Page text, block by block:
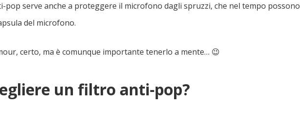
serve anche a proteggere il microfono dagli spruzzi, che nel tempo possono
del microfono.
certo, ma è comunque importante tenerlo a mente… 😉
un filtro anti-pop?